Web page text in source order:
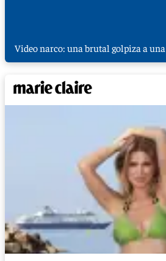
Video narco: una brutal golpiza a